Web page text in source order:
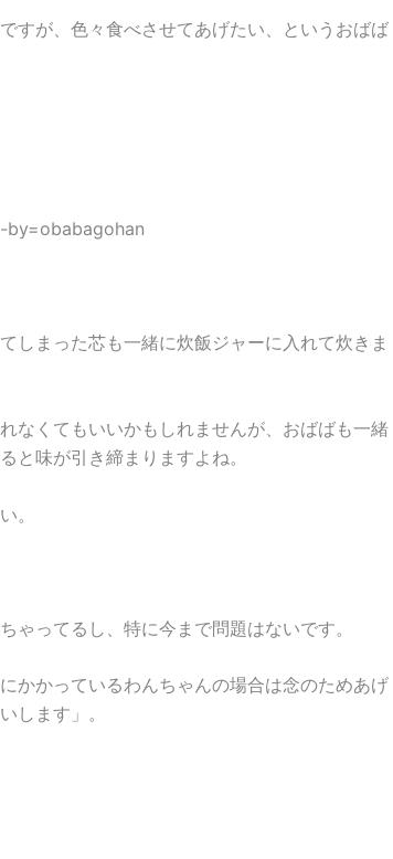
すが、色々食べさせてあげたい、というおばば
by=obabagohan
しまった芯も一緒に炊飯ジャーに入れて炊きま
なくてもいいかもしれませんが、おばばも一緒
と味が引き締まりますよね。
。
ゃってるし、特に今まで問題はないです。
かかっているわんちゃんの場合は念のためあげ
します」。